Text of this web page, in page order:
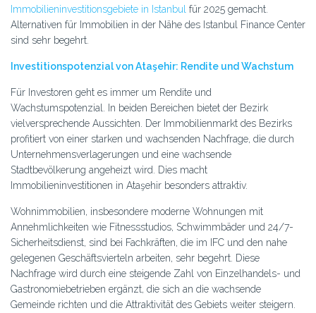
Immobilieninvestitionsgebiete in Istanbul für 2025 gemacht.
Alternativen für Immobilien in der Nähe des Istanbul Finance Center
sind sehr begehrt.
Investitionspotenzial von Ataşehir: Rendite und Wachstum
Für Investoren geht es immer um Rendite und
Wachstumspotenzial. In beiden Bereichen bietet der Bezirk
vielversprechende Aussichten. Der Immobilienmarkt des Bezirks
profitiert von einer starken und wachsenden Nachfrage, die durch
Unternehmensverlagerungen und eine wachsende
Stadtbevölkerung angeheizt wird. Dies macht
Immobilieninvestitionen in Ataşehir besonders attraktiv.
Wohnimmobilien, insbesondere moderne Wohnungen mit
Annehmlichkeiten wie Fitnessstudios, Schwimmbäder und 24/7-
Sicherheitsdienst, sind bei Fachkräften, die im IFC und den nahe
gelegenen Geschäftsvierteln arbeiten, sehr begehrt. Diese
Nachfrage wird durch eine steigende Zahl von Einzelhandels- und
Gastronomiebetrieben ergänzt, die sich an die wachsende
Gemeinde richten und die Attraktivität des Gebiets weiter steigern.